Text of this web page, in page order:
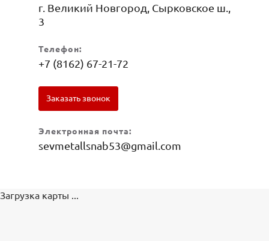
г. Великий Новгород, Сырковское ш.,
3
Телефон:
+7 (8162) 67-21-72
Заказать звонок
Электронная почта:
sevmetallsnab53@gmail.com
Загрузка карты ...